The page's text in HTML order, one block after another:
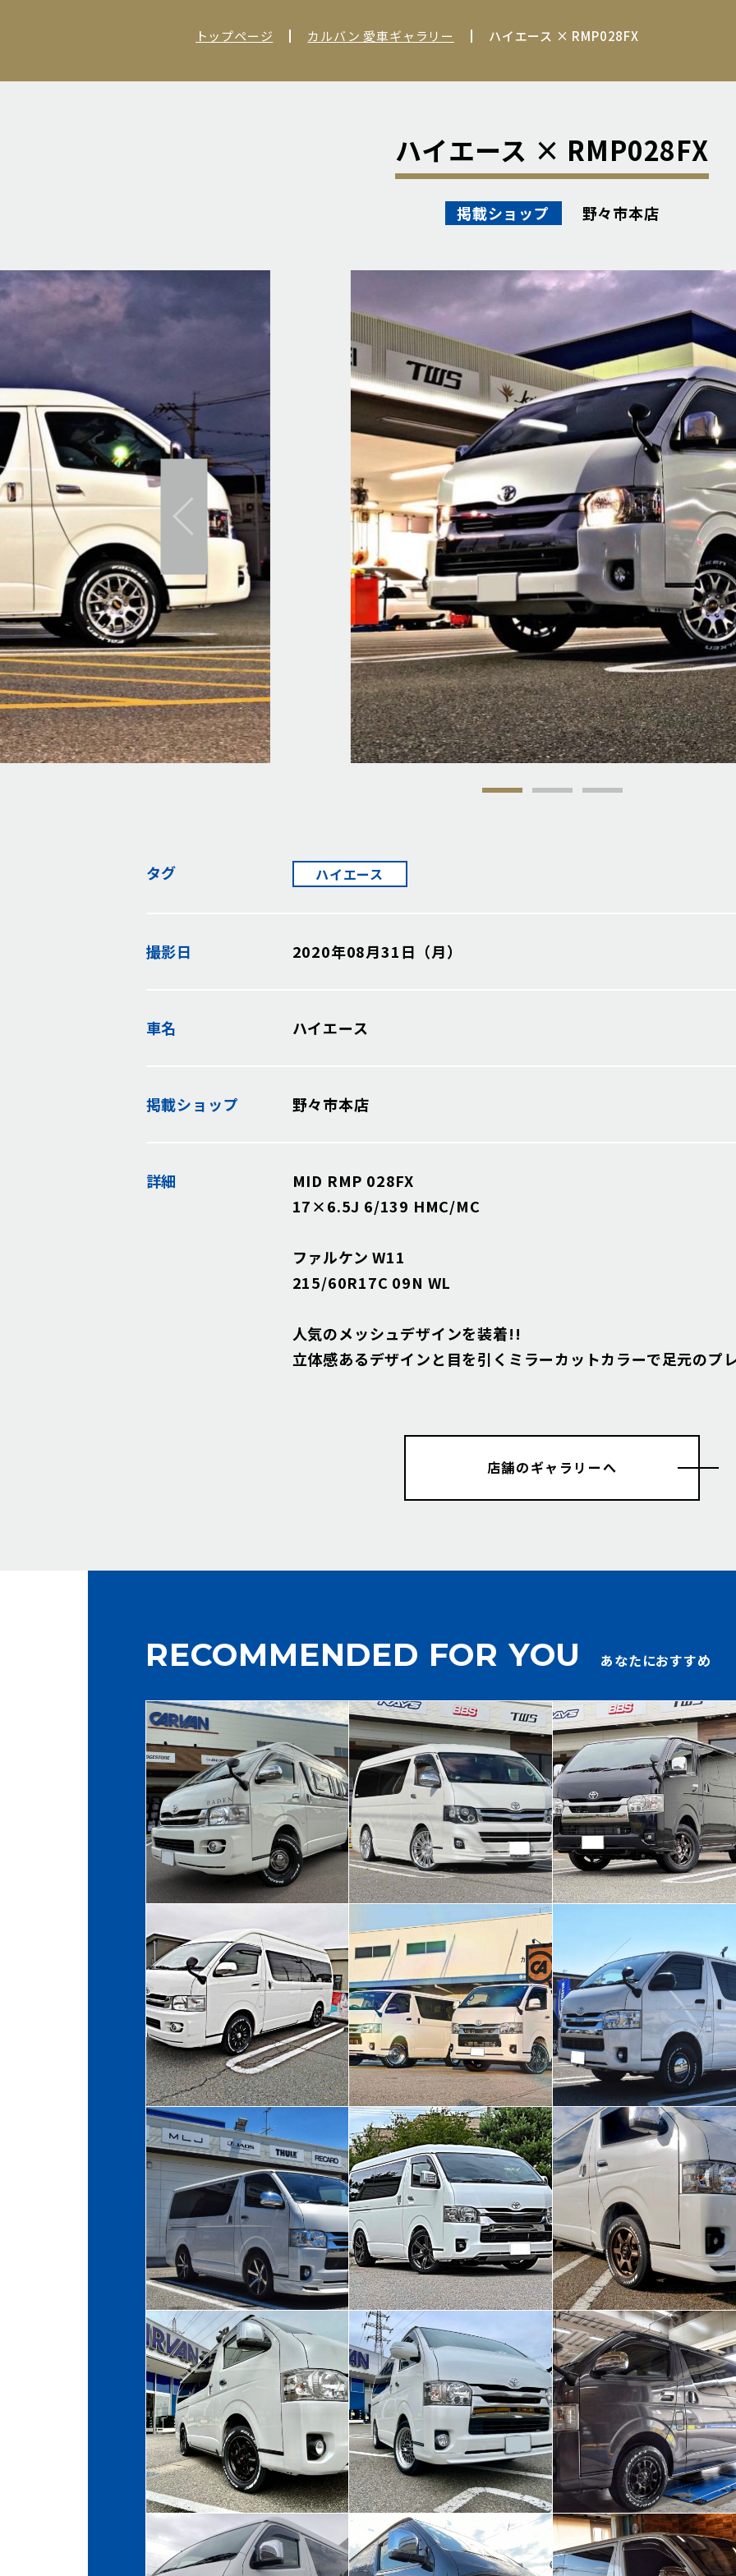
トップページ カルバン 愛車ギャラリー ハイエース × RMP028FX
ハイエース × RMP028FX
掲載ショップ 野々市本店
タグ ハイエース
撮影日 2020年08月31日（月）
車名 ハイエース
掲載ショップ 野々市本店
詳細
MID RMP 028FX
17×6.5J 6/139 HMC/MC
ファルケン W11
215/60R17C 09N WL
人気のメッシュデザインを装着!!
立体感あるデザインと目を引くミラーカットカラーで足元のプ
店舗のギャラリーへ
RECOMMENDED FOR YOU あなたにおすすめ